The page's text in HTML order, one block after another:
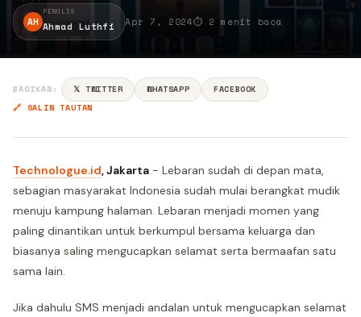
AH
PENULIS
Ahmad Luthfi Apr 7, 2024⏱ 2 menit baca
BAGIKAN: 𝕏 TWITTER WHATSAPP
FACEBOOK
🔗 SALIN TAUTAN
Technologue.id, Jakarta - Lebaran sudah di depan mata,
sebagian masyarakat Indonesia sudah mulai berangkat mudik
menuju kampung halaman. Lebaran menjadi momen yang
paling dinantikan untuk berkumpul bersama keluarga dan
biasanya saling mengucapkan selamat serta bermaafan satu
sama lain.
Jika dahulu SMS menjadi andalan untuk mengucapkan selamat